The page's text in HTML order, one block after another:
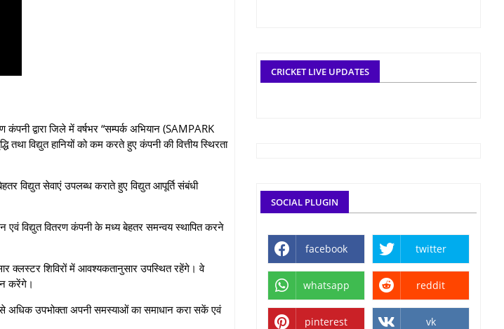
द्वारा जिले में वर्षभर “सम्पर्क अभियान (SAMPARK
विद्युत हानियों को कम करते हुए कंपनी की वित्तीय स्थिरता
विद्युत सेवाएं उपलब्ध कराते हुए विद्युत आपूर्ति संबंधी
एवं विद्युत वितरण कंपनी के मध्य बेहतर समन्वय स्थापित करने
क्लस्टर शिविरों में आवश्यकतानुसार उपस्थित रहेंगे। वे
करेंगे।
से अधिक उपभोक्ता अपनी समस्याओं का समाधान करा सकें एवं
CRICKET LIVE UPDATES
SOCIAL PLUGIN
facebook twitter
whatsapp reddit
pinterest vk